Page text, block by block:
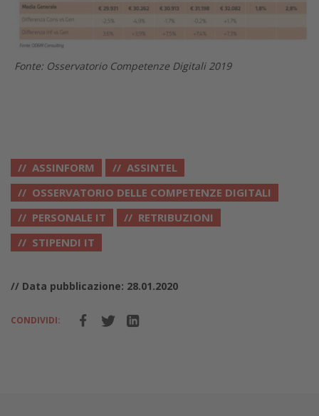
Fonte: Osservatorio Competenze Digitali 2019
ASSINFORM
ASSINTEL
OSSERVATORIO DELLE COMPETENZE DIGITALI
PERSONALE IT
RETRIBUZIONI
STIPENDI IT
// Data pubblicazione: 28.01.2020
CONDIVIDI: